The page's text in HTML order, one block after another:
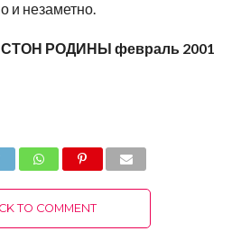
и незаметно.
СТОН РОДИНЫ февраль 2001
TO COMMENT